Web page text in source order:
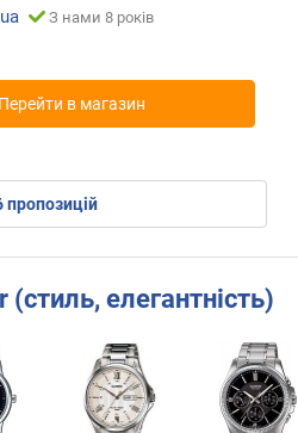
З нами 8 років
Перейти в магазин
пропозицій
(стиль, елегантність)